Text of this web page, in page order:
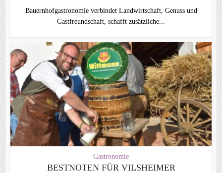
Bauernhofgastronomie verbindet Landwirtschaft, Genuss und
Gastfreundschaft, schafft zusätzliche...
Gastronomie
BESTNOTEN FÜR VILSHEIMER